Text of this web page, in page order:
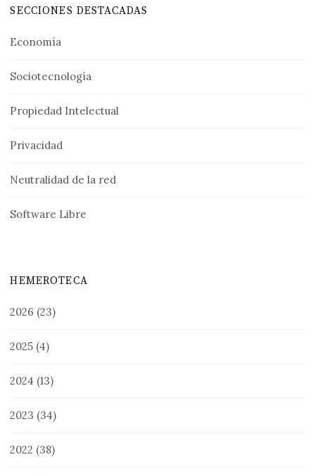
SECCIONES DESTACADAS
Economía
Sociotecnología
Propiedad Intelectual
Privacidad
Neutralidad de la red
Software Libre
HEMEROTECA
2026 (23)
2025 (4)
2024 (13)
2023 (34)
2022 (38)